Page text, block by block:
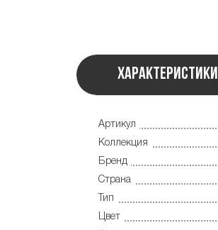
Характеристики
Артикул
Коллекция
Бренд
Страна
Тип
Цвет